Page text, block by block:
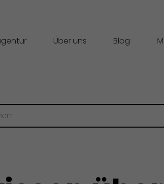
Über uns Blog